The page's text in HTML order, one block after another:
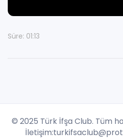
Süre: 01:13
© 2025 Türk İfşa Club. Tüm
İletişim: